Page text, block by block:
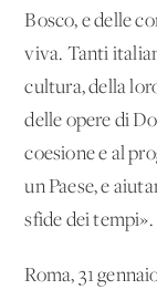
Bosco, e delle
viva. Tanti
cultura, della
delle opere di
coesione e al
un Paese, e
sfide dei tempi».
Roma, 31